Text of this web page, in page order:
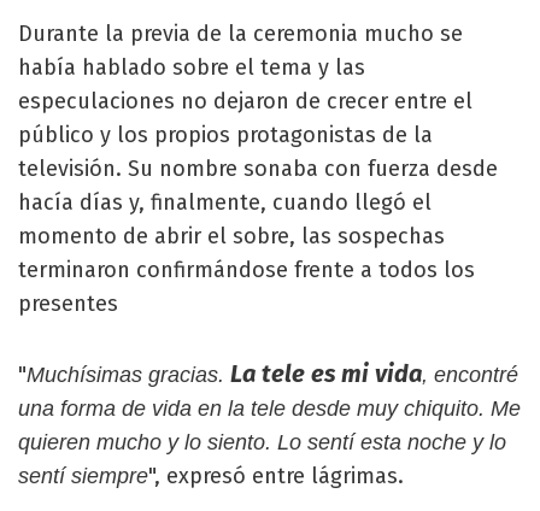
Durante la previa de la ceremonia mucho se
había hablado sobre el tema y las
especulaciones no dejaron de crecer entre el
público y los propios protagonistas de la
televisión. Su nombre sonaba con fuerza desde
hacía días y, finalmente, cuando llegó el
momento de abrir el sobre, las sospechas
terminaron confirmándose frente a todos los
presentes
"Muchísimas gracias. La tele es mi vida, encontré
una forma de vida en la tele desde muy chiquito. Me
quieren mucho y lo siento. Lo sentí esta noche y lo
sentí siempre", expresó entre lágrimas.